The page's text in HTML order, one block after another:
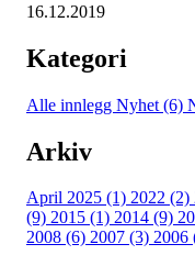
16.12.2019
Kategori
Alle innlegg Nyhet (6)
Arkiv
April 2025 (1) 2022 (2)
(9) 2015 (1) 2014 (9)
2008 (6) 2007 (3) 2006